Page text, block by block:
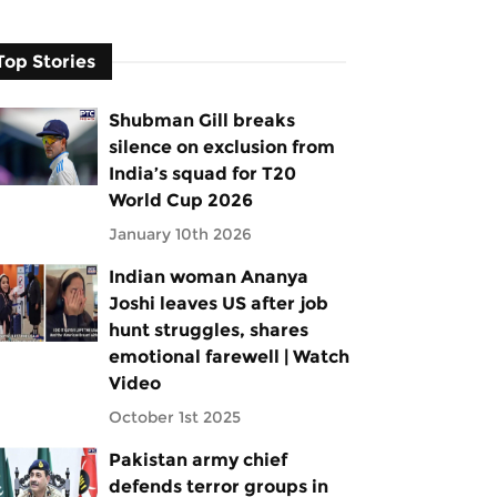
Stories
Shubman Gill breaks
silence on exclusion from
India’s squad for T20
World Cup 2026
January 10th 2026
Indian woman Ananya
Joshi leaves US after job
hunt struggles, shares
emotional farewell | Watch
Video
October 1st 2025
Pakistan army chief
defends terror groups in